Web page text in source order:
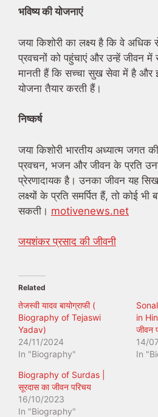
भविष्य की योजनाएं
जया किशोरी का लक्ष्य है कि वे
प्रवचनों को पहुंचाएं और उन्हें जीवन में
मानती हैं कि सच्चा सुख सेवा में है और
योजना तैयार करती हैं।
निष्कर्ष
जया किशोरी भारतीय अध्यात्म जगत
प्रवचन, भजन और जीवन के प्रति
प्रेरणादायक है। उनका जीवन यह
लक्ष्यों के प्रति समर्पित हैं, तो कोई
सकती। motivenews.net
जयशंकर प्रसाद की जीवनी
Related
तेजस्वी यादव बायोग्राफी (
Biography of Tejaswi
Yadav)
24/11/2024
In "Biography"
in
जीवन
14/
In
Biography of Surdas |
सूरदास का जीवन परिचय
16/10/2023
In "Biography"